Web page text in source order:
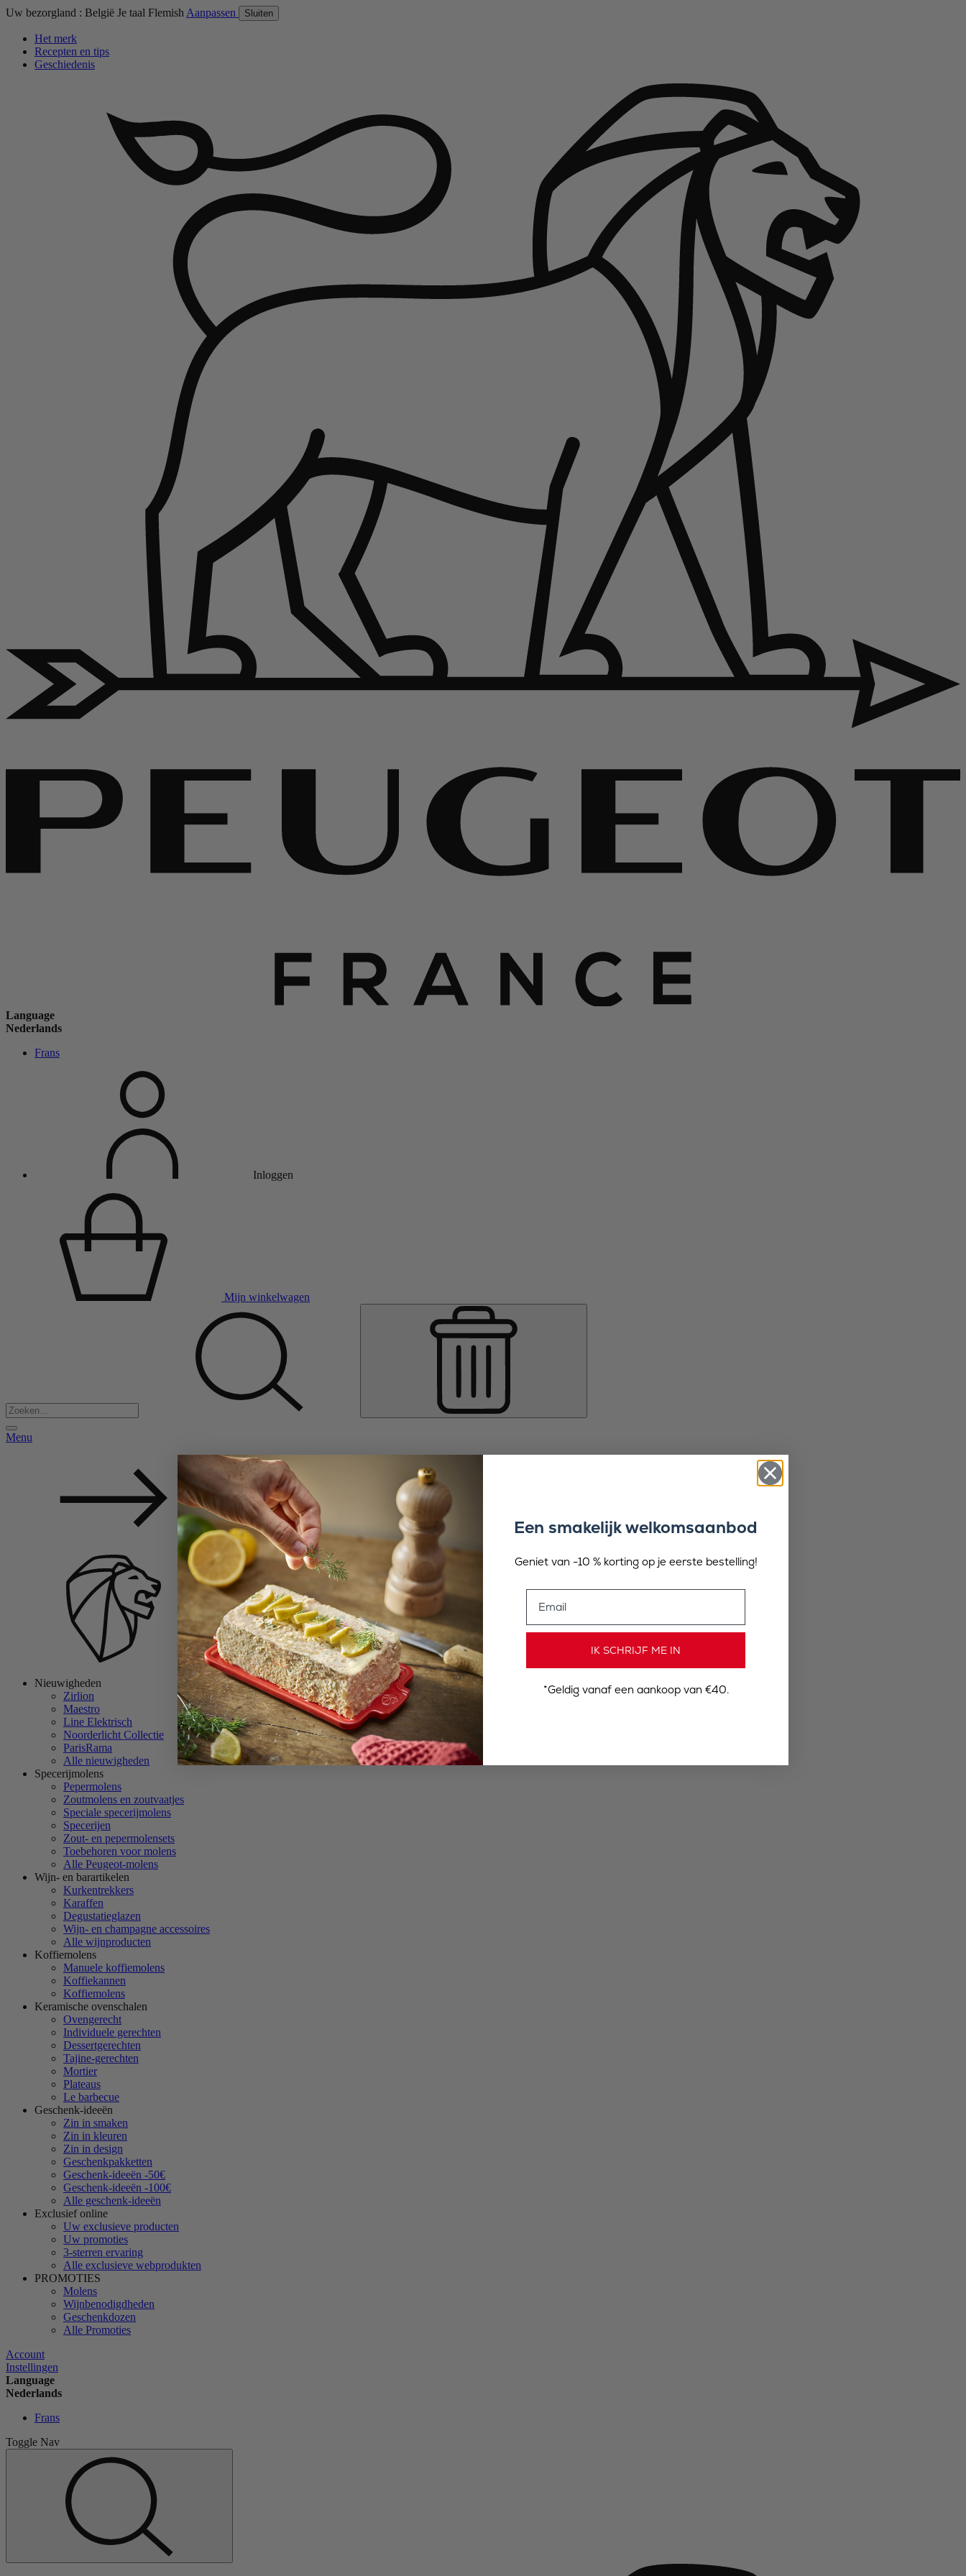
Uw bezorgland : België Je taal Flemish Aanpassen Sluiten
Het merk
Recepten en tips
Geschiedenis
Language
Nederlands
Frans
Inloggen
Mijn winkelwagen
Menu
Back
Nieuwigheden
Zirlion
Maestro
Line Elektrisch
Noorderlicht Collectie
ParisRama
Alle nieuwigheden
Specerijmolens
Pepermolens
Zoutmolens en zoutvaatjes
Speciale specerijmolens
Specerijen
Zout- en pepermolensets
Toebehoren voor molens
Alle Peugeot-molens
Wijn- en barartikelen
Kurkentrekkers
Karaffen
Degustatieglazen
Wijn- en champagne accessoires
Alle wijnproducten
Koffiemolens
Manuele koffiemolens
Koffiekannen
Koffiemolens
Keramische ovenschalen
Ovengerecht
Individuele gerechten
Dessertgerechten
Tajine-gerechten
Mortier
Plateaus
Le barbecue
Geschenk-ideeën
Zin in smaken
Zin in kleuren
Zin in design
Geschenkpakketten
Geschenk-ideeën -50€
Geschenk-ideeën -100€
Alle geschenk-ideeën
Exclusief online
Uw exclusieve producten
Uw promoties
3-sterren ervaring
Alle exclusieve webprodukten
PROMOTIES
Molens
Wijnbenodigdheden
Geschenkdozen
Alle Promoties
Account
Instellingen
Language
Nederlands
Frans
Toggle Nav
Een smakelijk welkomsaanbod
Geniet van -10 % korting op je eerste bestelling!
IK SCHRIJF ME IN
*Geldig vanaf een aankoop van €40.